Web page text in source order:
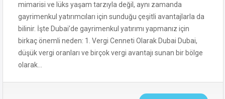
mimarisi ve lüks yaşam tarzıyla değil, aynı zamanda
gayrimenkul yatırımcıları için sunduğu çeşitli avantajlarla da
bilinir. İşte Dubai’de gayrimenkul yatırımı yapmanız için
birkaç önemli neden: 1. Vergi Cenneti Olarak Dubai Dubai,
düşük vergi oranları ve birçok vergi avantajı sunan bir bölge
olarak…